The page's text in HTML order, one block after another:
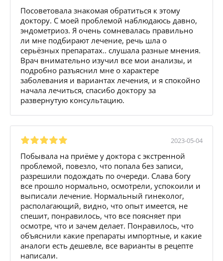
Посоветовала знакомая обратиться к этому
доктору. С моей проблемой наблюдаюсь давно,
эндометриоз. Я очень сомневалась правильно
ли мне подбирают лечение, речь шла о
серьёзных препаратах.. слушала разные мнения.
Врач внимательно изучил все мои анализы, и
подробно разъяснил мне о характере
заболевания и вариантах лечения, и я спокойно
начала лечиться, спасибо доктору за
развернутую консультацию.
2023-05-04
Побывала на приёме у доктора с экстренной
проблемой, повезло, что попала без записи,
разрешили подождать по очереди. Слава богу
все прошло нормально, осмотрели, успокоили и
выписали лечение. Нормальный гинеколог,
располагающий, видно, что опыт имеется, не
спешит, понравилось, что все поясняет при
осмотре, что и зачем делает. Понравилось, что
объяснили какие препараты импортные, и какие
аналоги есть дешевле, все варианты в рецепте
написали.